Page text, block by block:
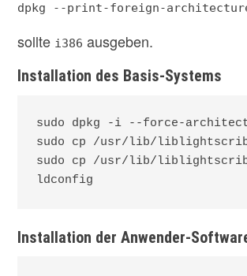
dpkg --print-foreign-
sollte i386 ausgeben.
Installation des Basis-Systems
sudo dpkg -i --force-
sudo cp /usr/lib/
sudo cp /usr/lib/
ldconfig
Installation der Anwender-